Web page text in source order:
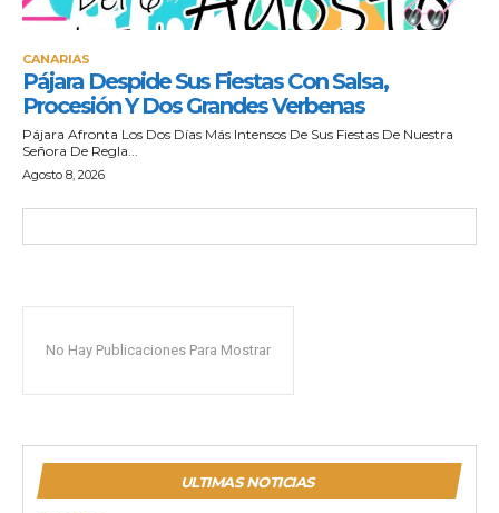
CANARIAS
Pájara Despide Sus Fiestas Con Salsa,
Procesión Y Dos Grandes Verbenas
Pájara Afronta Los Dos Días Más Intensos De Sus Fiestas De Nuestra
Señora De Regla...
Agosto 8, 2026
No Hay Publicaciones Para Mostrar
ULTIMAS NOTICIAS